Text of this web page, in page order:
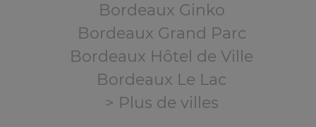
Bordeaux Ginko
Bordeaux Grand Parc
Bordeaux Hôtel de Ville
Bordeaux Le Lac
> Plus de villes